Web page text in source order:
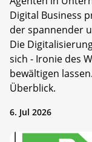
Digital Business
der spannender
Die
sich - Ironie des
bewältigen
Überblick.
6. Jul 2026